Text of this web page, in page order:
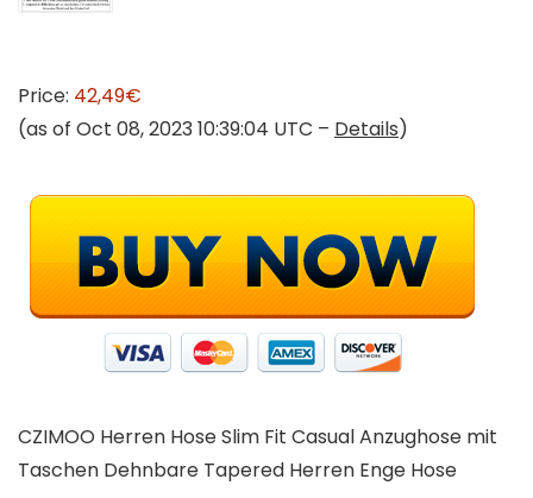
Price: 42,49€
(as of Oct 08, 2023 10:39:04 UTC – Details)
CZIMOO Herren Hose Slim Fit Casual Anzughose mit
Taschen Dehnbare Tapered Herren Enge Hose